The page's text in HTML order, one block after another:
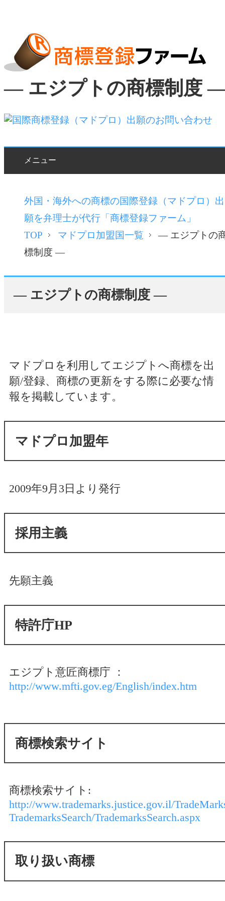
― エジプトの商標制度
メニュー
外国・海外への商標の国際登録（マドプロ）出
願を弁理士が代行「商標登録ファーム」
TOP
マドプロ加盟国一覧
― エジプトの
標制度 ―
― エジプトの商標制度 ―
マドプロを利用してエジプトへ商標を出
願/登録、商標の更新をする際に必要な情
報を掲載しています。
マドプロ加盟年
2009年9月3日より発行
採用主義
先願主義
特許庁HP
エジプト意匠商標庁 ：
http://www.mfti.gov.eg/English/index.htm
商標検索サイト
商標検索サイト:
http://www.trademarks.justice.gov.il/
TrademarksSearch/TrademarksSearch.aspx
取り扱い商標